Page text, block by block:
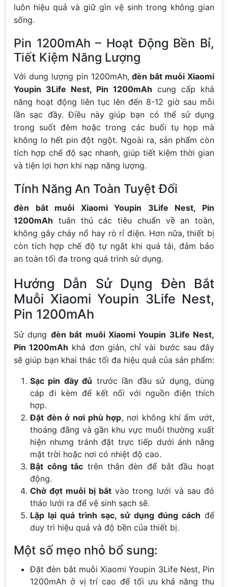
luôn hiệu quả và giữ gìn vệ sinh trong không gian
sống.
Pin 1200mAh – Hoạt Động Bền Bỉ,
Tiết Kiệm Năng Lượng
Với dung lượng pin 1200mAh,đèn bắt muỗi Xiaomi
Youpin 3Life Nest, Pin 1200mAh cung cấp khả
năng hoạt động liên tục lên đến 8-12 giờ sau mỗi
lần sạc đầy. Điều này giúp bạn có thể sử dụng
trong suốt đêm hoặc trong các buổi tụ họp mà
không lo hết pin đột ngột. Ngoài ra, sản phẩm còn
tích hợp chế độ sạc nhanh, giúp tiết kiệm thời gian
và tiện lợi hơn khi nạp năng lượng.
Tính Năng An Toàn Tuyệt Đối
đèn bắt muỗi Xiaomi Youpin 3Life Nest, Pin
1200mAh tuân thủ các tiêu chuẩn về an toàn,
không gây cháy nổ hay rò rỉ điện. Hơn nữa, thiết bị
còn tích hợp chế độ tự ngắt khi quá tải, đảm bảo
an toàn tối đa trong quá trình sử dụng.
Hướng Dẫn Sử Dụng Đèn Bắt
Muỗi Xiaomi Youpin 3Life Nest,
Pin 1200mAh
Sử dụng đèn bắt muỗi Xiaomi Youpin 3Life Nest,
Pin 1200mAh khá đơn giản, chỉ vài bước sau đây
sẽ giúp bạn khai thác tối đa hiệu quả của sản phẩm:
Sạc pin đầy đủ trước lần đầu sử dụng, dùng
cáp đi kèm để kết nối với nguồn điện thích
hợp.
Đặt đèn ở nơi phù hợp, nơi không khí ẩm ướt,
thoáng đãng và gần khu vực muỗi thường xuất
hiện nhưng tránh đặt trực tiếp dưới ánh nắng
mặt trời hoặc nơi có nhiệt độ cao.
Bật công tắc trên thân đèn để bắt đầu hoạt
động.
Chờ đợt muỗi bị bắtvào trong lưới và sau đó
tháo lưới ra để vệ sinh sạch sẽ.
Lặp lại quá trình sạc, sử dụng đúng cách để
duy trì hiệu quả và độ bền của thiết bị.
Một số mẹo nhỏ bổ sung:
Đặt đèn bắt muỗi Xiaomi Youpin 3Life Nest, Pin
1200mAh ở vị trí cao để tối ưu khả năng thu